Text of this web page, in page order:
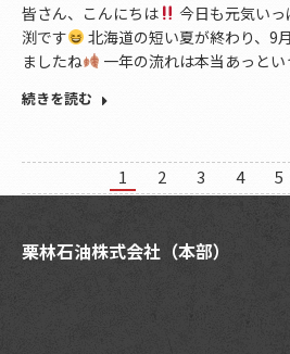
皆さん、こんにちは
今日も元気い
渕です
北海道の短い夏が終わり、9
ましたね
一年の流れは本当あっと
続きを読む
1 2 3 4 5
栗林石油株式会社（本部）